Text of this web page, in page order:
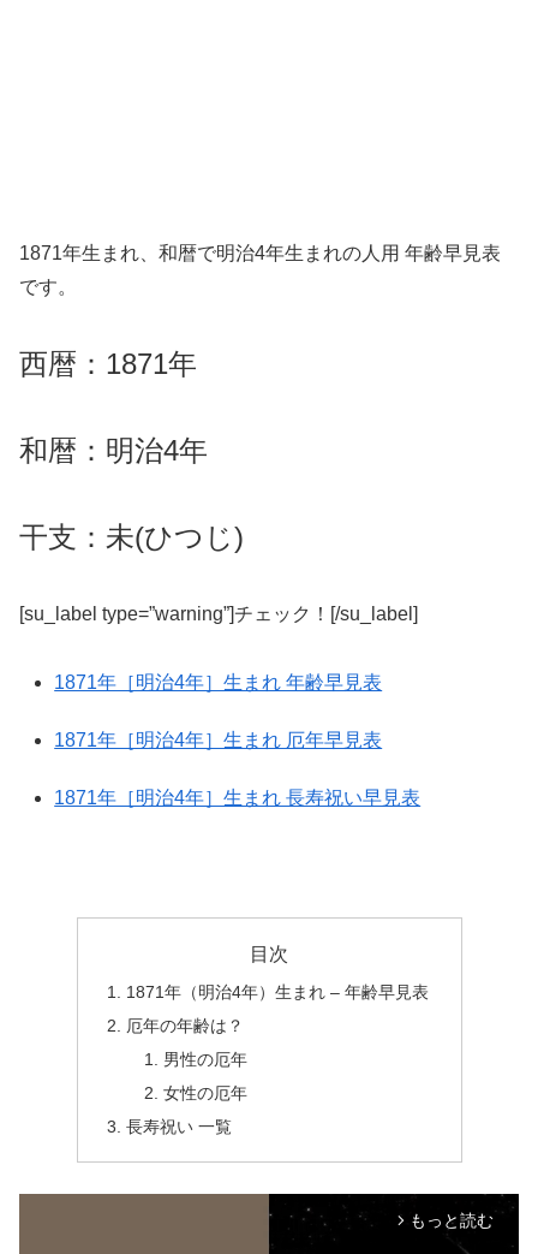
1871年生まれ、和暦で明治4年生まれの人用 年齢早見表
です。
西暦：1871年
和暦：明治4年
干支：未(ひつじ)
[su_label type=”warning”]チェック！[/su_label]
1871年［明治4年］生まれ 年齢早見表
1871年［明治4年］生まれ 厄年早見表
1871年［明治4年］生まれ 長寿祝い早見表
目次
1871年（明治4年）生まれ – 年齢早見表
厄年の年齢は？
男性の厄年
女性の厄年
長寿祝い 一覧
arrow_forward_ios もっと読む